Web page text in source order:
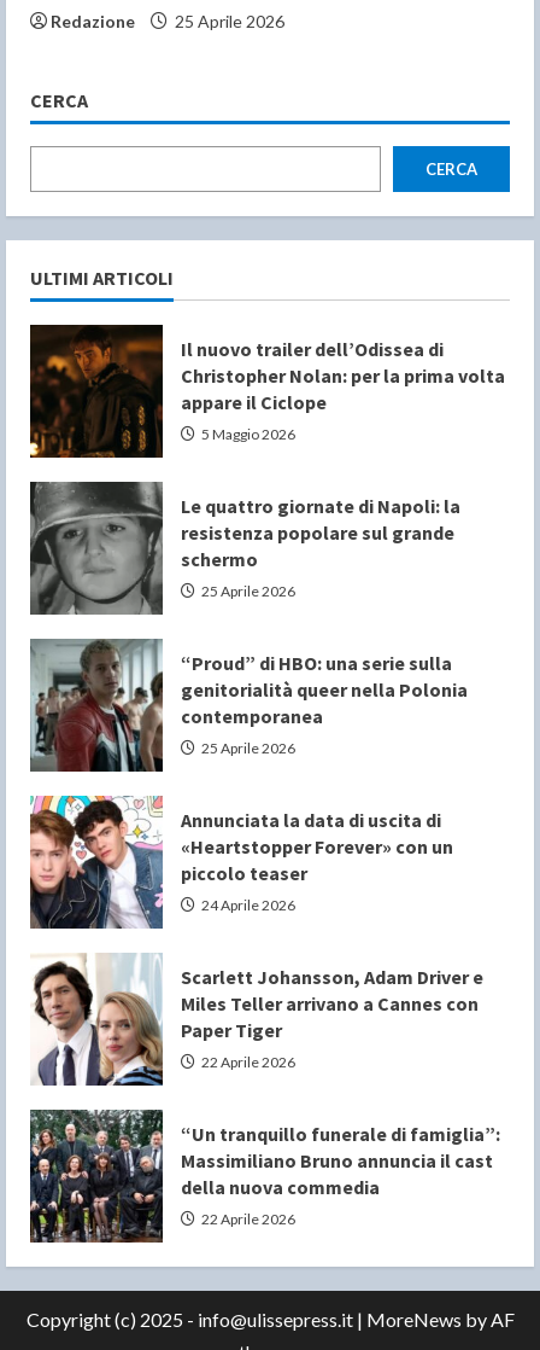
Redazione 25 Aprile 2026
CERCA
CERCA
ULTIMI ARTICOLI
Il nuovo trailer dell’Odissea di
Christopher Nolan: per la prima volta
appare il Ciclope
5 Maggio 2026
Le quattro giornate di Napoli: la
resistenza popolare sul grande
schermo
25 Aprile 2026
“Proud” di HBO: una serie sulla
genitorialità queer nella Polonia
contemporanea
25 Aprile 2026
Annunciata la data di uscita di
«Heartstopper Forever» con un
piccolo teaser
24 Aprile 2026
Scarlett Johansson, Adam Driver e
Miles Teller arrivano a Cannes con
Paper Tiger
22 Aprile 2026
“Un tranquillo funerale di famiglia”:
Massimiliano Bruno annuncia il cast
della nuova commedia
22 Aprile 2026
Copyright (c) 2025 - info@ulissepress.it | MoreNews by AF